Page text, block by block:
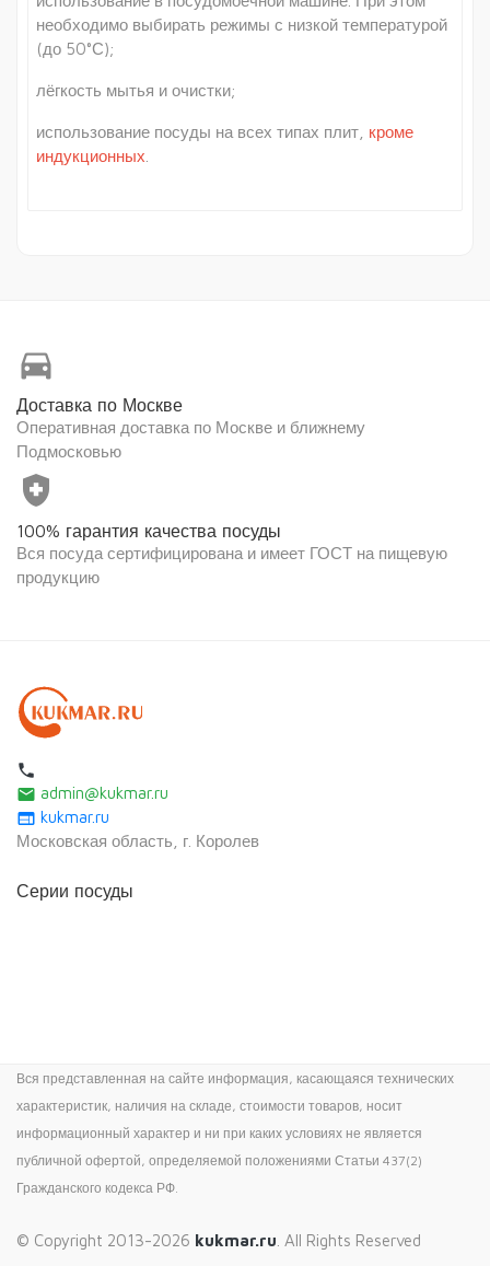
необходимо выбирать режимы с низкой температурой
(до 50°С);
лёгкость мытья и очистки;
использование посуды на всех типах плит, кроме
индукционных
directions_car
Доставка по Москве
Оперативная доставка по Москве и ближнему
Подмосковью
health_and_safety
100% гарантия качества посуды
Вся посуда сертифицирована и имеет ГОСТ на пищевую
продукцию
local_phone
email admin@kukmar.ru
web kukmar.ru
Московская область, г. Королев
Серии посуды
Вся представленная на сайте информация, касающаяся технических
характеристик, наличия на складе, стоимости товаров, носит
информационный характер и ни при каких условиях не является
публичной офертой, определяемой положениями Статьи 437(2)
Гражданского кодекса РФ.
© Copyright 2013-2026 kukmar.ru . All Rights Reserved